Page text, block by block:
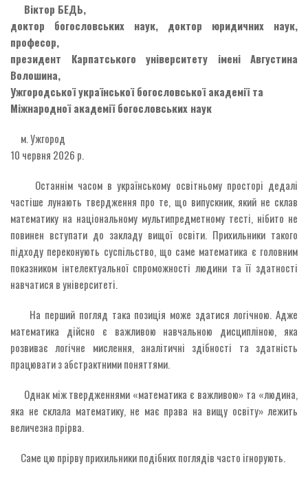
Віктор БЕДЬ,
доктор богословських наук, доктор юридичних наук,
професор,
президент Карпатського університету імені Августина
Волошина,
Ужгородської української богословської академії та
Міжнародної академії богословських наук
м. Ужгород
10 червня 2026 р.
Останнім часом в українському освітньому просторі дедалі
частіше лунають твердження про те, що випускник, який не склав
математику на національному мультипредметному тесті, нібито не
повинен вступати до закладу вищої освіти. Прихильники такого
підходу переконують суспільство, що саме математика є головним
показником інтелектуальної спроможності людини та її здатності
навчатися в університеті.
На перший погляд така позиція може здатися логічною. Адже
математика дійсно є важливою навчальною дисципліною, яка
розвиває логічне мислення, аналітичні здібності та здатність
працювати з абстрактними поняттями.
Однак між твердженнями «математика є важливою» та «людина,
яка не склала математику, не має права на вищу освіту» лежить
величезна прірва.
Саме цю прірву прихильники подібних поглядів часто ігнорують.